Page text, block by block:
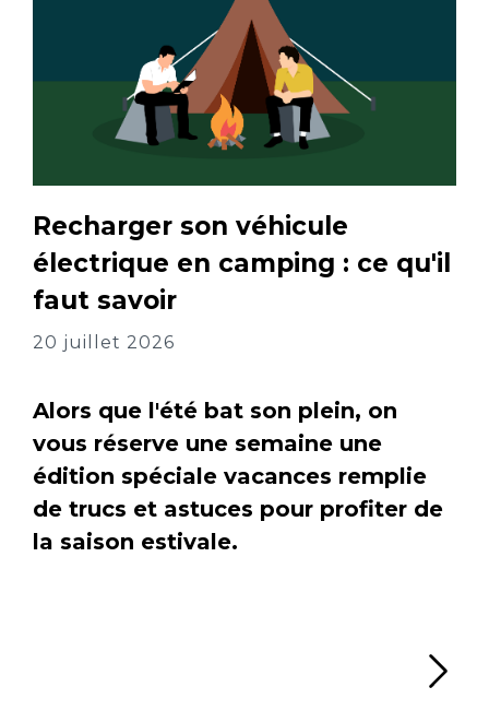
Recharger son véhicule
électrique en camping : ce qu'il
faut savoir
20 juillet 2026
Alors que l'été bat son plein, on
vous réserve une semaine une
édition spéciale vacances remplie
de trucs et astuces pour profiter de
la saison estivale.